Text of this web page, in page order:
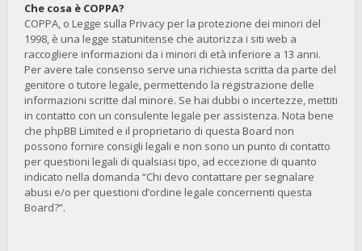
Che cosa è COPPA?
COPPA, o Legge sulla Privacy per la protezione dei minori del
1998, è una legge statunitense che autorizza i siti web a
raccogliere informazioni da i minori di età inferiore a 13 anni.
Per avere tale consenso serve una richiesta scritta da parte del
genitore o tutore legale, permettendo la registrazione delle
informazioni scritte dal minore. Se hai dubbi o incertezze, mettiti
in contatto con un consulente legale per assistenza. Nota bene
che phpBB Limited e il proprietario di questa Board non
possono fornire consigli legali e non sono un punto di contatto
per questioni legali di qualsiasi tipo, ad eccezione di quanto
indicato nella domanda “Chi devo contattare per segnalare
abusi e/o per questioni d’ordine legale concernenti questa
Board?”.